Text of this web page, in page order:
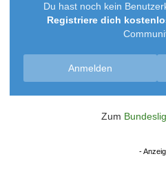
Du hast noch kein
Registriere dich
Anmelden
Zum